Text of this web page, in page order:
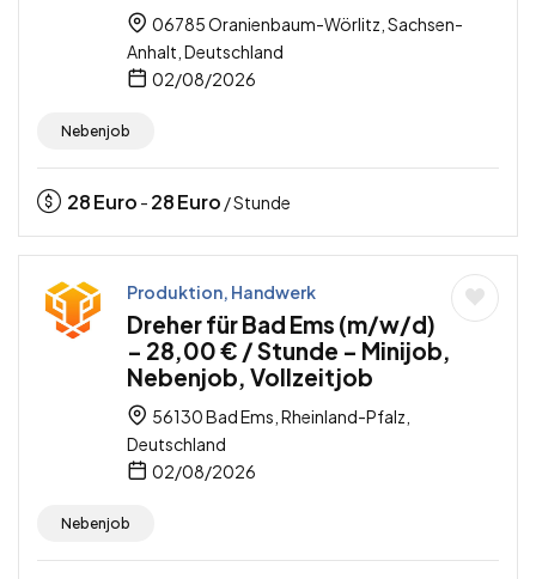
06785 Oranienbaum-Wörlitz, Sachsen-
Anhalt, Deutschland
02/08/2026
Nebenjob
28Euro - 28Euro / Stunde
Produktion, Handwerk
Dreher für Bad Ems (m/w/d)
– 28,00 € / Stunde – Minijob,
Nebenjob, Vollzeitjob
56130 Bad Ems, Rheinland-Pfalz,
Deutschland
02/08/2026
Nebenjob